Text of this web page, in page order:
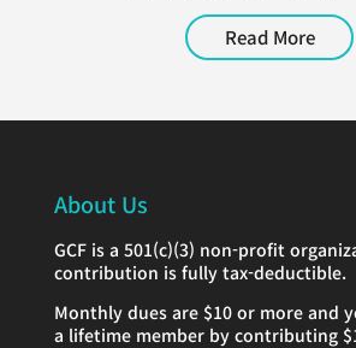
Read More
About Us
GCF is a 501(c)(3) non-profit
contribution is fully tax-deductible.
Monthly dues are $10 or more and
a lifetime member by contributing